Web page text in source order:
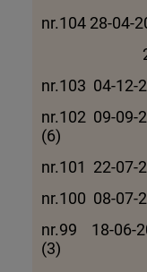
nr.104 28-04-
nr.103 04-12-
nr.102 09-09-
(6)
nr.101 22-07-
nr.100 08-07-
nr.99 18-06-
(3)